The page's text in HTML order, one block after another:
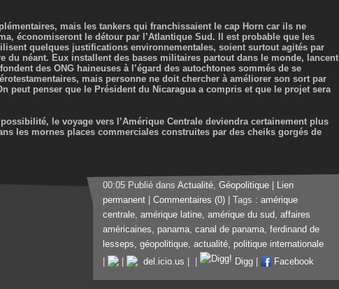
mais les tankers qui franchissaient le cap Horn car ils ne
économiseront le détour par l’Atlantique Sud. Il est probable que les
quelques justifications environnementales, soient surtout agités par
du néant. Eux installent des bases militaires partout dans le monde, lancent
des ONG haineuses à l’égard des autochtones sommés de se
mais personne ne doit chercher à améliorer son sort par
peut penser que le Président du Nicaragua a compris et que le projet sera
le voyage vers l’Amérique Centrale deviendra certainement plus
les mornes places commerciales construites par des cheiks gorgés de
00:05 Publié dans Actualité, Géopolitique
Lien
permanent
Commentaires (0) | Tags : amérique
centrale, amérique latine, amérique du sud, affaires
américaines, panama, canal de panama, ferdinand de
lesseps, géopolitique, actualité, politique internationale
del.icio.us Digg Facebook